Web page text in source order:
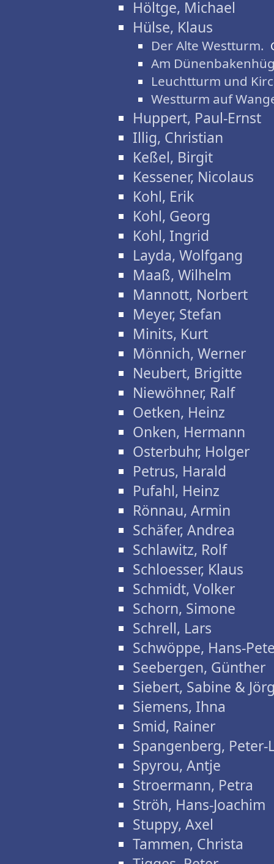
Höltge, Michael
Hülse, Klaus
Der Alte Westturm.
Am
Leuchtturm und
Westturm auf
Huppert, Paul-Ernst
Illig, Christian
Keßel, Birgit
Kessener, Nicolaus
Kohl, Erik
Kohl, Georg
Kohl, Ingrid
Layda, Wolfgang
Maaß, Wilhelm
Mannott, Norbert
Meyer, Stefan
Minits, Kurt
Mönnich, Werner
Neubert, Brigitte
Niewöhner, Ralf
Oetken, Heinz
Onken, Hermann
Osterbuhr, Holger
Petrus, Harald
Pufahl, Heinz
Rönnau, Armin
Schäfer, Andrea
Schlawitz, Rolf
Schloesser, Klaus
Schmidt, Volker
Schorn, Simone
Schrell, Lars
Schwöppe, Hans-
Seebergen, Günther
Siebert, Sabine &
Siemens, Ihna
Smid, Rainer
Spangenberg, Peter-
Spyrou, Antje
Stroermann, Petra
Ströh, Hans-Joachim
Stuppy, Axel
Tammen, Christa